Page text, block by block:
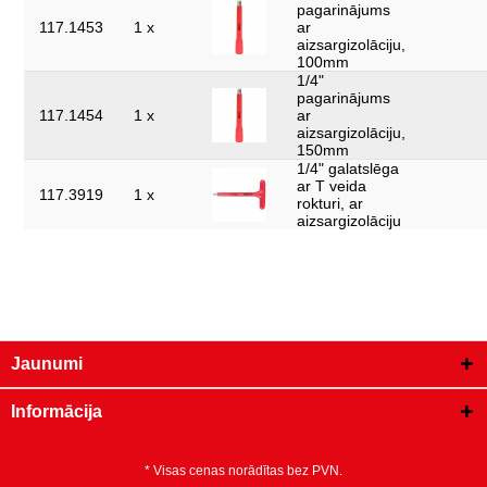
117.1453 1 x
pagarinājums
ar
aizsargizolāciju,
100mm
117.1454 1 x
1/4"
pagarinājums
ar
aizsargizolāciju,
150mm
117.3919 1 x
1/4" galatslēga
ar T veida
rokturi, ar
aizsargizolāciju
Jaunumi
Informācija
* Visas cenas norādītas bez PVN.